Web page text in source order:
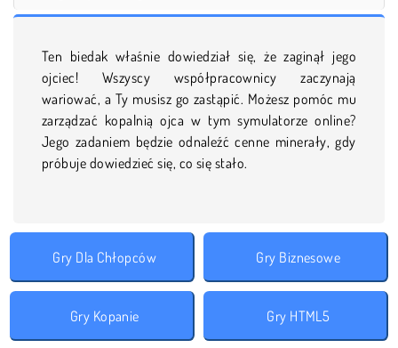
Ten biedak właśnie dowiedział się, że zaginął jego
ojciec! Wszyscy współpracownicy zaczynają
wariować, a Ty musisz go zastąpić. Możesz pomóc mu
zarządzać kopalnią ojca w tym symulatorze online?
Jego zadaniem będzie odnaleźć cenne minerały, gdy
próbuje dowiedzieć się, co się stało.
Gry Dla Chłopców Gry Biznesowe
Gry Kopanie Gry HTML5